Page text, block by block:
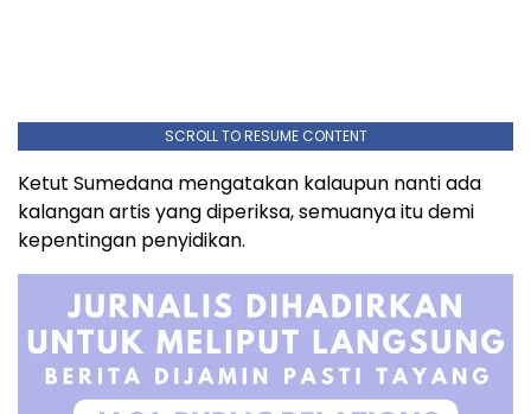
SCROLL TO RESUME CONTENT
Ketut Sumedana mengatakan kalaupun nanti ada
kalangan artis yang diperiksa, semuanya itu demi
kepentingan penyidikan.